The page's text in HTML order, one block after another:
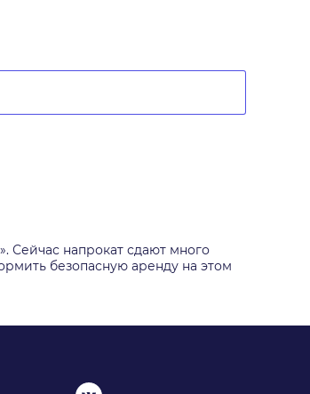
напрокат сдают много
безопасную аренду на этом